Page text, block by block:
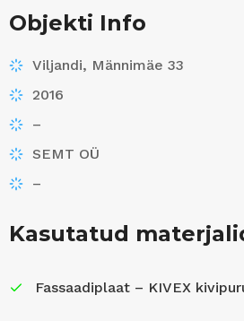
Objekti Info
Viljandi, Männimäe 33
2016
–
SEMT OÜ
–
Kasutatud
Fassaadiplaat – KIVEX